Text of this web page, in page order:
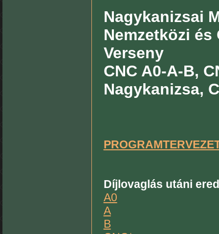
Nagykanizsai
Nemzetközi
Verseny
CNC A0-A-B,
Nagykanizsa,
Díjlovaglás utáni
A0
A
B